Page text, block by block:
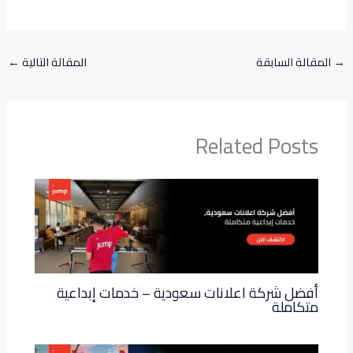
→ المقالة السابقة المقالة التالية ←
Related Posts
أفضل شركة اعلانات سعودية – خدمات إبداعية
متكاملة